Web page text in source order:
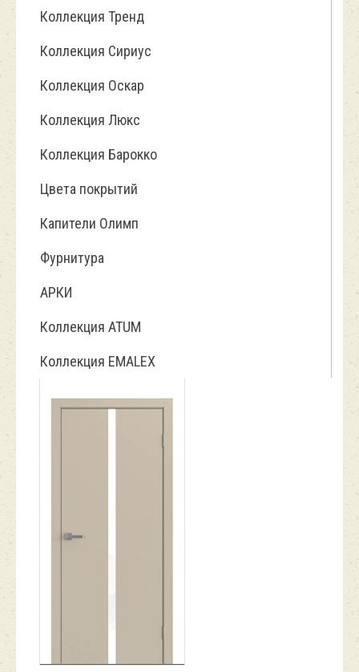
Коллекция Тренд
Коллекция Сириус
Коллекция Оскар
Коллекция Люкс
Коллекция Барокко
Цвета покрытий
Капители Олимп
Фурнитура
АРКИ
Коллекция ATUM
Коллекция EMALEX